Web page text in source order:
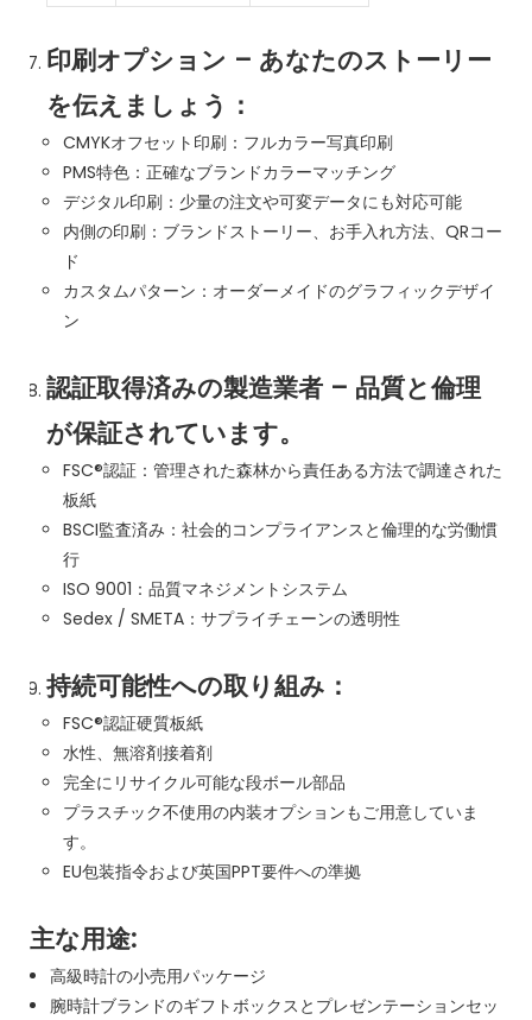
印刷オプション – あなたのストーリー
を伝えましょう：
CMYKオフセット印刷：フルカラー写真印刷
PMS特色：正確なブランドカラーマッチング
デジタル印刷：少量の注文や可変データにも対応可能
内側の印刷：ブランドストーリー、お手入れ方法、QRコー
ド
カスタムパターン：オーダーメイドのグラフィックデザイ
ン
認証取得済みの製造業者 – 品質と倫理
が保証されています。
FSC®認証：管理された森林から責任ある方法で調達された
板紙
BSCI監査済み：社会的コンプライアンスと倫理的な労働慣
行
ISO 9001：品質マネジメントシステム
Sedex / SMETA：サプライチェーンの透明性
持続可能性への取り組み：
FSC®認証硬質板紙
水性、無溶剤接着剤
完全にリサイクル可能な段ボール部品
プラスチック不使用の内装オプションもご用意していま
す。
EU包装指令および英国PPT要件への準拠
主な用途:
高級時計の小売用パッケージ
腕時計ブランドのギフトボックスとプレゼンテーションセッ